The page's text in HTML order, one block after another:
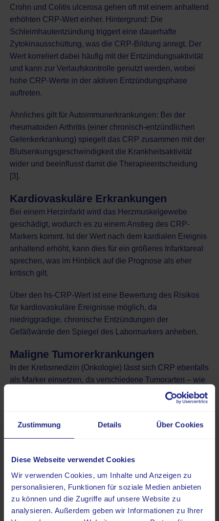
Zustimmung Details Über Cookies
Diese Webseite verwendet Cookies
Wir verwenden Cookies, um Inhalte und Anzeigen zu
personalisieren, Funktionen für soziale Medien anbieten
zu können und die Zugriffe auf unsere Website zu
analysieren. Außerdem geben wir Informationen zu Ihrer
Crohn und Colitis ulcerosa gehen oft mit einem anhaltend
erhöhten CRP-Wert einher. Hintergrund: Die
Schleimhautentzündung triggert eine dauerhafte
Zytokinausschüttung, was die CRP-Bildung anregt. Der
Wert korreliert dabei häufig mit der Entzündungsaktivität
und kann zur Verlaufskontrolle genutzt werden, wobei
hohe CRP-Werte in der aktiven Entzündungsphase
auftreten.
Ähnliches gilt für Autoimmunerkrankungen: Bei der
rheumatoiden Arthritis (einer chronisch-entzündlichen
Gelenkerkrankung) spiegelt das CRP zusammen mit der
Blutsenkungsgeschwindigkeit die Krankheitsaktivität
wider und beeinflusst damit die Therapieentscheidung
[3].
Kardiovaskuläre Erkrankungen
Bei einem Herzinfarkt wird das Herzmuskelgewebe
geschädigt, wodurch es zu einem Anstieg des CRP-
Markers kommt. Ist der Wert nach dem kardialen Ereignis
anhaltend erhöht, kann dies für ein größeres Infarktareal
sprechen, was im Hinblick auf die Prognose als eher
kritisch gilt.
Über den hs-CRP-Wert ist eine Bewertung des Risikos
für kardiovaskuläre Ereignisse möglich, da
niedriggradige, chronische Entzündungen der
Gefäßwände den Spiegel des Labormarkers anheben.
Maligne Tumorerkrankungen
In der Krebsmedizin (Onkologie) lässt sich CRP ebenfalls
als Marker einsetzen, da verschiedene Tumorarten – wie
– lokale und systemische
Entzündungsreaktionen auslösen und eine Erhöhung des
kann ein im Verlauf stagnierender hoher Wert sein, wenn
Symptome wie
ungewollter Gewichtsverlust,
Fieber oder
Nachtschweiß
hinzukommen.